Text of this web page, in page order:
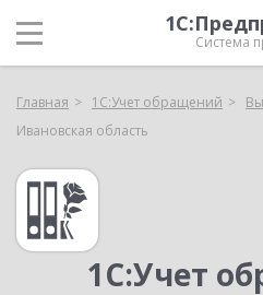
Система
Главная 1С:Учет обращений
Ивановская область
1С:Учет